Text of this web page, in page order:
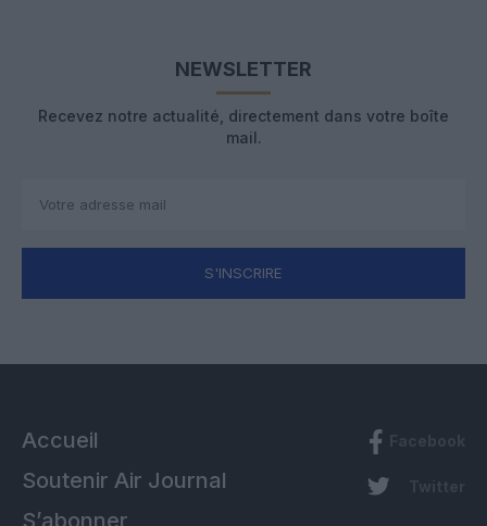
NEWSLETTER
Recevez notre actualité, directement dans votre boîte
mail.
S'INSCRIRE
Accueil
Soutenir Air Journal
S’abonner